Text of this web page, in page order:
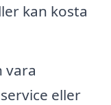
kan kosta
vara
eller